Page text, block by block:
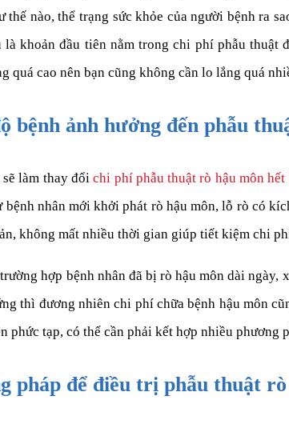
thế nào, thể trạng sức khỏe của người bệnh ra
là khoản đầu tiên nằm trong chi phí phẫu
quá cao nên bạn cũng không cần lo lắng quá
bệnh ảnh hưởng đến phẫu
làm thay đổichi phí phẫu thuật rò hậu môn
bệnh nhân mới khởi phát rò hậu môn, lỗ rò có
không mất nhiều thời gian giúp tiết kiệm chi
hợp bệnh nhân đã bị rò hậu môn dài
thì đương nhiên chi phí chữa bệnh hậu môn
phức tạp, có thể cần phải kết hợp nhiều phương
pháp để điều trị phẫu thuật